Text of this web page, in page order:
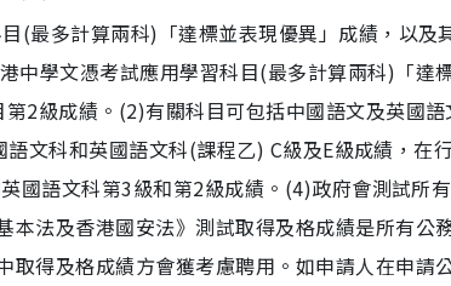
(最多計算兩科)「達標並表現優異」成績，以及
中學文憑考試應用學習科目(最多計算兩科)「達
2級成績。(2)有關科目可包括中國語文及英國語
文科和英國語文科(課程乙) C級及E級成績，在
國語文科第3級和第2級成績。(4)政府會測試所
法及香港國安法》測試取得及格成績是所有公
得及格成績方會獲考慮聘用。如申請人在申請